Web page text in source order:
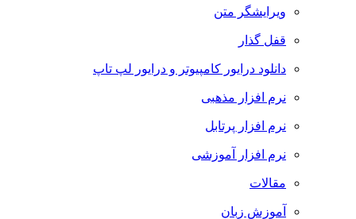
ویرایشگر متن
قفل گذار
دانلود درایور کامپیوتر و درایور لپ تاپ
نرم افزار مذهبی
نرم افزار پرتابل
نرم افزار آموزشی
مقالات
آموزش زبان